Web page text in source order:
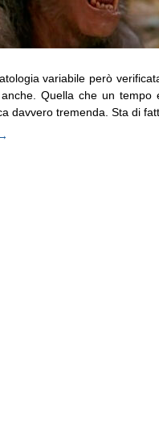
variabile però
Quella che un tempo
davvero tremenda. Sta di